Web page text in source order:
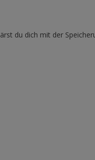
du dich mit der